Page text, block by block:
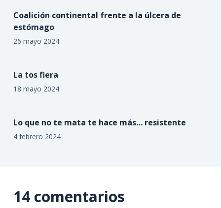
Coalición continental frente a la úlcera de
estómago
26 mayo 2024
La tos fiera
18 mayo 2024
Lo que no te mata te hace más… resistente
4 febrero 2024
14 comentarios